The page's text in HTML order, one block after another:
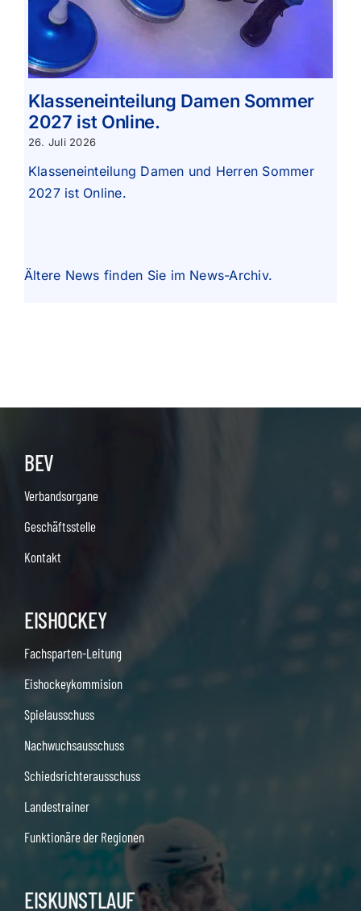
Klasseneinteilung Damen Sommer
2027 ist Online.
26. Juli 2026
Klasseneinteilung Damen und Herren Sommer
2027 ist Online.
Ältere News finden Sie im News-Archiv.
BEV
Verbandsorgane
Geschäftsstelle
Kontakt
EISHOCKEY
Fachsparten-Leitung
Eishockeykommision
Spielausschuss
Nachwuchsausschuss
Schiedsrichterausschuss
Landestrainer
Funktionäre der Regionen
EISKUNSTLAUF